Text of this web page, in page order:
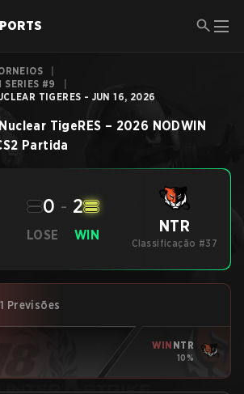
#9
TIGERES - JUN 16, 2026
Nuclear TigeRES – 2026 NODWIN
Partida
LOSE
0 - 2
WIN NTR
Classificação #37
Previsões
WIN NTR
10%